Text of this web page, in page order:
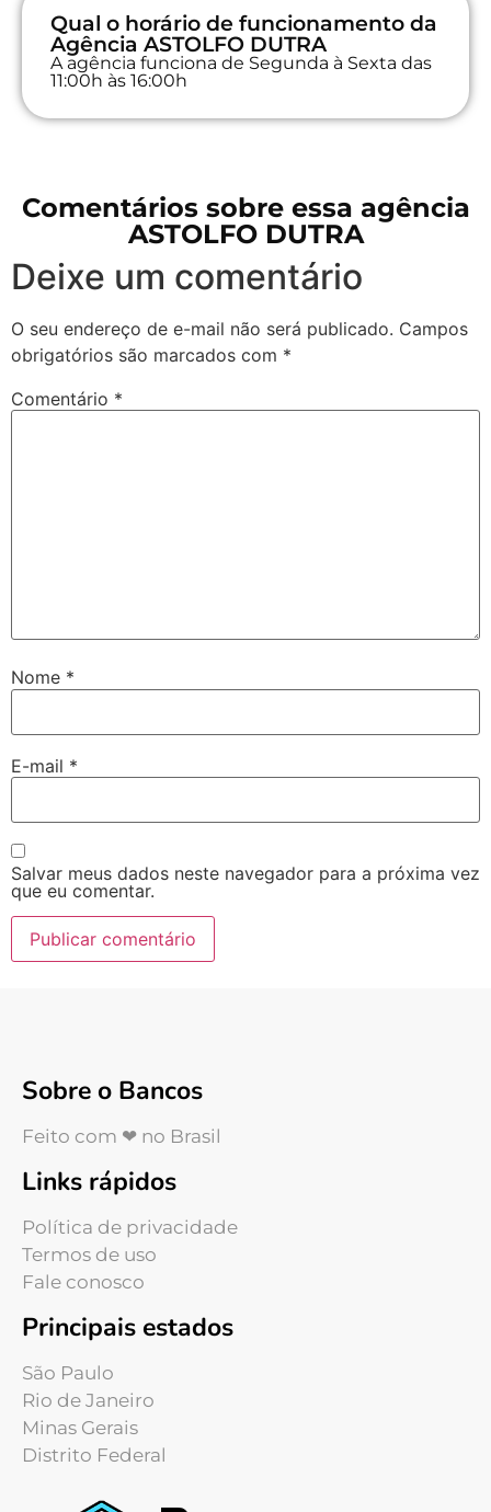
Qual o horário de funcionamento da
Agência ASTOLFO DUTRA
A agência funciona de Segunda à Sexta das
11:00h às 16:00h
Comentários sobre essa agência
ASTOLFO DUTRA
Deixe um comentário
O seu endereço de e-mail não será publicado. Campos
obrigatórios são marcados com *
Comentário *
Nome *
E-mail *
Salvar meus dados neste navegador para a próxima vez
que eu comentar.
Sobre o Bancos
Feito com ❤ no Brasil
Links rápidos
Política de privacidade
Termos de uso
Fale conosco
Principais estados
São Paulo
Rio de Janeiro
Minas Gerais
Distrito Federal